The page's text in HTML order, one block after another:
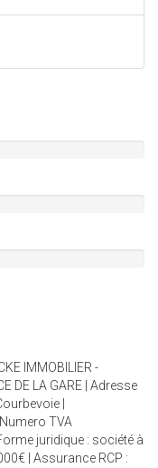
IMMOBILIER -
DE LA GARE | Adresse
|
TVA
juridique : société à
| Assurance RCP :